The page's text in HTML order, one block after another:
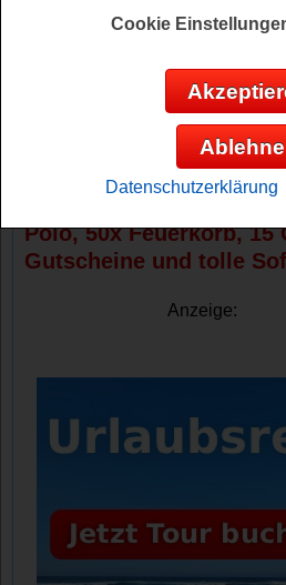
Kronkorken der
Schlappe Seppel Bieer. Mit dem
Gewinnpunkte sammeln und mit
an dem Gewinnspiel
Glück und können einen der
gar das Auto gewinnen? Viel
Polo, 50x Feuerkorb, 15
Gutscheine und tolle
Anzeige:
Cookie
Datenschutzerklärung